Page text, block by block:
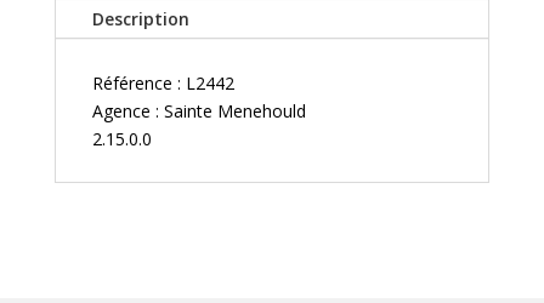
Description
Référence : L2442
Agence : Sainte Menehould
2.15.0.0